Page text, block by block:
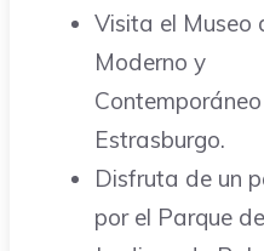
Visita el Museo
Moderno y
Estrasburgo.
Disfruta de un
por el Parque